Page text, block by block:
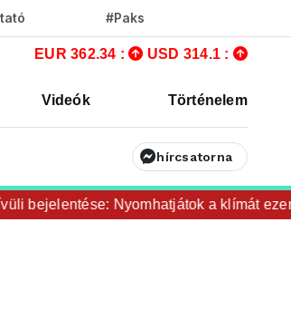
#Paks
EUR 362.34 : USD 314.1 :
Videók Történelem
hírcsatorna
bejelentése: Nyomhatjátok a klímát